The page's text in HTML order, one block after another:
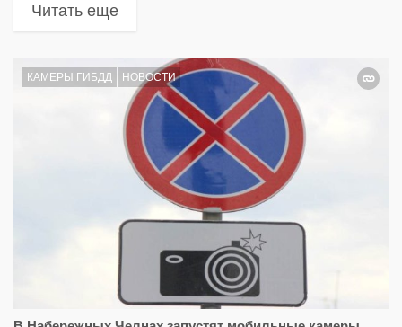
Читать еще
КАМЕРЫ ГИБДД НОВОСТИ